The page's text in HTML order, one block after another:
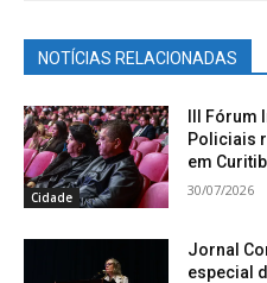
NOTÍCIAS RELACIONADAS
Cidade
III
Policiais
em
30/07/2026
Jornal
especial